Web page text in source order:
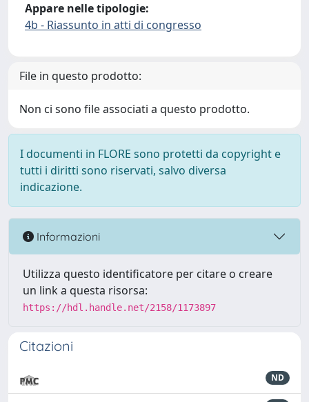
Appare nelle tipologie:
4b - Riassunto in atti di congresso
File in questo prodotto:
Non ci sono file associati a questo prodotto.
I documenti in FLORE sono protetti da copyright e
tutti i diritti sono riservati, salvo diversa
indicazione.
Informazioni
Utilizza questo identificatore per citare o creare
un link a questa risorsa:
https://hdl.handle.net/2158/1173897
Citazioni
ND